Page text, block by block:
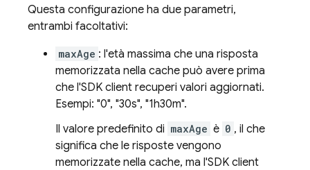
Questa configurazione ha due parametri,
entrambi facoltativi:
maxAge : l'età massima che una risposta
memorizzata nella cache può avere prima
che l'SDK client recuperi valori aggiornati.
Esempi: "0", "30s", "1h30m".
Il valore predefinito di maxAge è 0 , il che
significa che le risposte vengono
memorizzate nella cache, ma l'SDK client